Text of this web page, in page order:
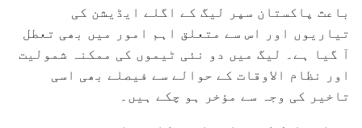
باعث پاکستان سپر لیگ کے اگلے ایڈیشن کی
تیاریوں اور اس سے متعلق اہم امور میں بھی تعطل
آ گیا ہے۔ لیگ میں دو نئی ٹیموں کی ممکنہ شمولیت
اور نظام الاوقات کے حوالے سے فیصلے بھی اسی
تاخیر کی وجہ سے مؤخر ہو چکے ہیں۔